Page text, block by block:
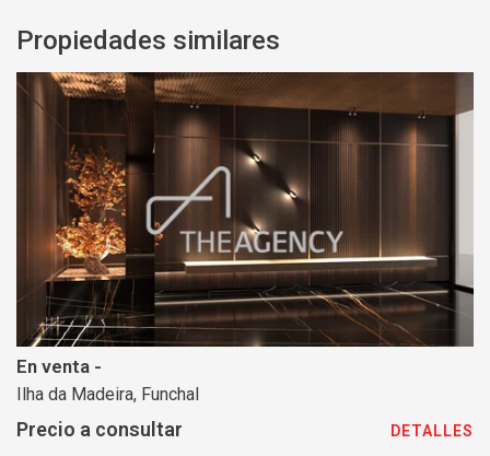
Propiedades similares
En venta -
Ilha da Madeira, Funchal
Precio a consultar DETALLES